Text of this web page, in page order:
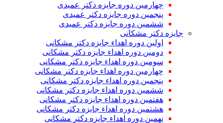
چهارمین دوره جایزه دکتر عمیدی
پنجمین دوره جایزه دکتر عمیدی
ششمین دوره جایزه دکتر عمیدی
جایزه دکتر مشکانی
اولین دوره اهداء جایزه دکتر مشکانی
دومین دوره اهداء جایزه دکتر مشکانی
سومین دوره اهداء جایزه دکتر مشکانی
چهارمین دوره اهداء جایزه دکتر مشکانی
پنجمین دوره اهداء جایزه دکتر مشکانی
ششمین دوره اهداء جایزه دکتر مشکانی
هفتمین دوره اهداء جایزه دکتر مشکانی
هشتمین دوره اهداء جایزه دکتر مشکانی
نهمین دوره اهداء جایزه دکتر مشکانی